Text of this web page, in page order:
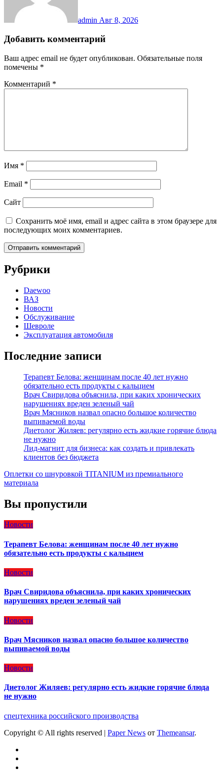
admin Авг 8, 2026
Добавить комментарий
Ваш адрес email не будет опубликован. Обязательные поля
помечены *
Комментарий *
Имя *
Email *
Сайт
Сохранить моё имя, email и адрес сайта в этом браузере для
последующих моих комментариев.
Рубрики
Daewoo
ВАЗ
Новости
Обслуживание
Шевроле
Эксплуатация автомобиля
Последние записи
Терапевт Белова: женщинам после 40 лет нужно
обязательно есть продукты с кальцием
Врач Свиридова объяснила, при каких хронических
нарушениях вреден зеленый чай
Врач Мясников назвал опасно большое количество
выпиваемой воды
Диетолог Жиляев: регулярно есть жидкие горячие блюда
не нужно
Лид-магнит для бизнеса: как создать и привлекать
клиентов без бюджета
Оплетки со шнуровкой TITANIUM из премиального
материала
Вы пропустили
Новости
Терапевт Белова: женщинам после 40 лет нужно
обязательно есть продукты с кальцием
Новости
Врач Свиридова объяснила, при каких хронических
нарушениях вреден зеленый чай
Новости
Врач Мясников назвал опасно большое количество
выпиваемой воды
Новости
Диетолог Жиляев: регулярно есть жидкие горячие блюда
не нужно
спецтехника российского производства
Copyright © All rights reserved | Paper News от Themeansar.